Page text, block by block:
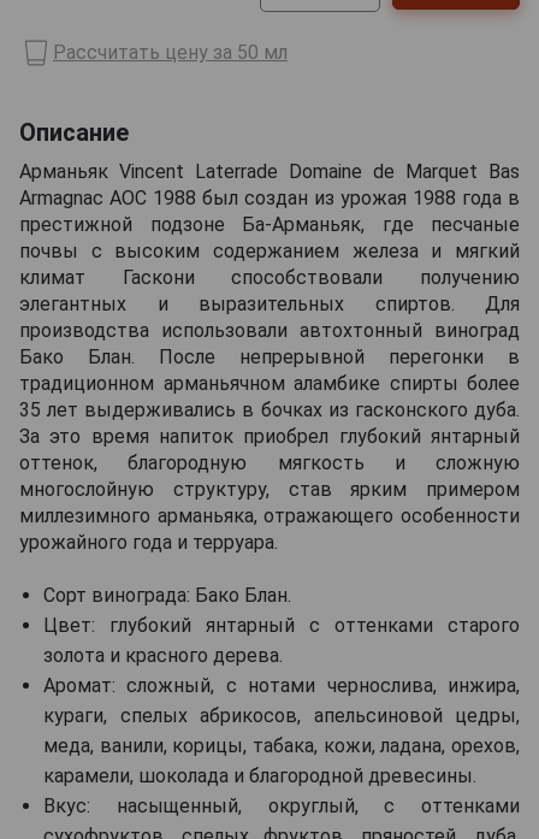
Рассчитать цену за 50 мл
Описание
Арманьяк Vincent Laterrade Domaine de Marquet Bas
Armagnac AOC 1988 был создан из урожая 1988 года в
престижной подзоне Ба-Арманьяк, где песчаные
почвы с высоким содержанием железа и мягкий
климат Гаскони способствовали получению
элегантных и выразительных спиртов. Для
производства использовали автохтонный виноград
Бако Блан. После непрерывной перегонки в
традиционном арманьячном аламбике спирты более
35 лет выдерживались в бочках из гасконского дуба.
За это время напиток приобрел глубокий янтарный
оттенок, благородную мягкость и сложную
многослойную структуру, став ярким примером
миллезимного арманьяка, отражающего особенности
урожайного года и терруара.
Сорт винограда: Бако Блан.
Цвет: глубокий янтарный с оттенками старого
золота и красного дерева.
Аромат: сложный, с нотами чернослива, инжира,
кураги, спелых абрикосов, апельсиновой цедры,
меда, ванили, корицы, табака, кожи, ладана, орехов,
карамели, шоколада и благородной древесины.
Вкус: насыщенный, округлый, с оттенками